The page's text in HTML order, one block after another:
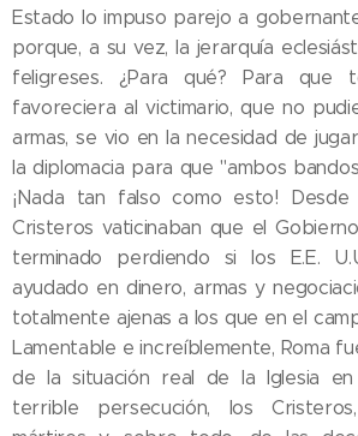
Estado lo impuso parejo a
porque, a su vez, la jerarquía
feligreses. ¿Para qué? Para que
favoreciera al victimario, que no
armas, se vio en la necesidad de
la diplomacia para que "ambos
¡Nada tan falso como esto! Desde
Cristeros vaticinaban que el
terminado perdiendo si los E.E.
ayudado en dinero, armas y
totalmente ajenas a los que en el
Lamentable e increíblemente, Roma
de la situación real de la Iglesia
terrible persecución, los